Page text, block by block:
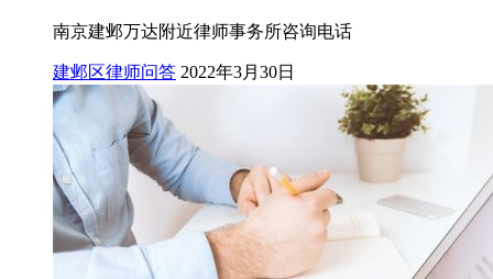
南京建邺万达附近律师事务所咨询电话
建邺区律师问答 2022年3月30日